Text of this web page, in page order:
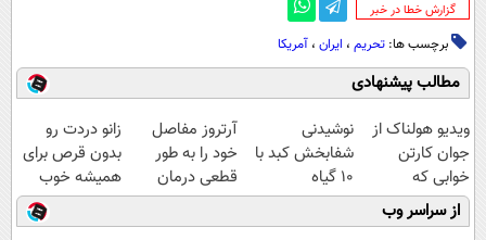
‌گزارش خطا در خبر
برچسب ها: تحریم ، ایران ، آمریکا
مطالب پیشنهادی
ویدیو هولناک از
جوان کارتن
خوابی که
میلیاردر شد.
آموزش رایگان
نوشیدنی
شفابخش کبد با
10 گیاه
موثر(تخفیف تا
امشب)
آرتروز مفاصل
خود را به طور
قطعی درمان
کنید!
◗پرسش‌نامه◖
زانو دردت رو
بدون قرص برای
همیشه خوب
کن! (قدم اول،
پرسش‌نامه)
از سراسر وب